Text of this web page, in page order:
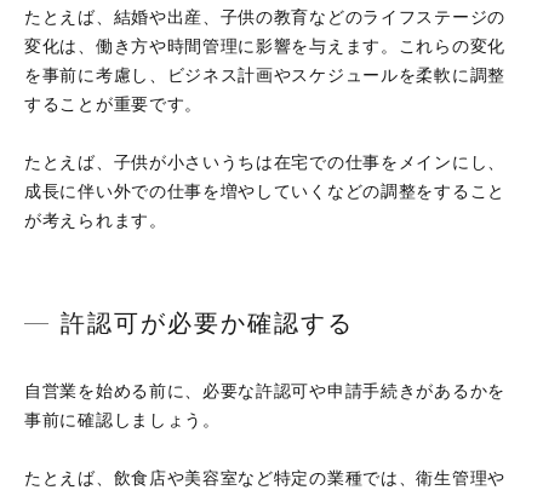
たとえば、結婚や出産、子供の教育などのライフステージの
変化は、働き方や時間管理に影響を与えます。これらの変化
を事前に考慮し、ビジネス計画やスケジュールを柔軟に調整
することが重要です。
たとえば、子供が小さいうちは在宅での仕事をメインにし、
成長に伴い外での仕事を増やしていくなどの調整をすること
が考えられます。
許認可が必要か確認する
自営業を始める前に、必要な許認可や申請手続きがあるかを
事前に確認しましょう。
たとえば、飲食店や美容室など特定の業種では、衛生管理や